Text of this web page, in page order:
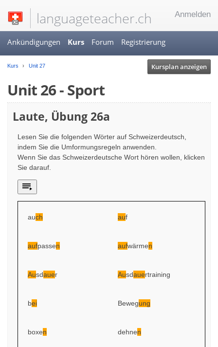
languageteacher.ch Anmelden
Ankündigungen Kurs Forum Registrierung
Kursplan anzeigen
Kurs Unit 27
Unit 26 - Sport
Laute, Übung 26a
Lesen Sie die folgenden Wörter auf Schweizerdeutsch,
indem Sie die Umformungsregeln anwenden.
Wenn Sie das Schweizerdeutsche Wort hören wollen, klicken
Sie darauf.
auch auf
aufpassen aufwärmen
Ausdauer Ausdauertraining
bei Bewegung
boxen dehnen